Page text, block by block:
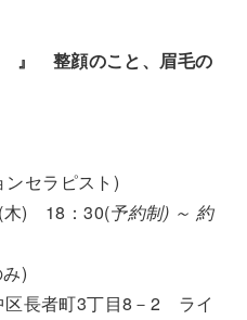
』 整顔のこと、眉毛の
セラピスト)
木) 18：30(予約制) ～ 約
)
長者町3丁目8－2 ライ